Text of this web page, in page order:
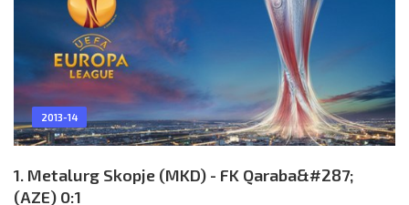
2013-14
1. Metalurg Skopje (MKD) - FK Qaraba&#287;
(AZE) 0:1